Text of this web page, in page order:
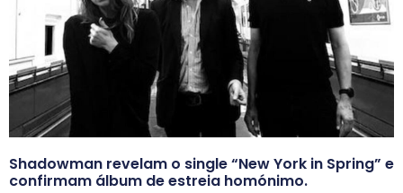
Shadowman revelam o single “New York in Spring” e
confirmam álbum de estreia homónimo.